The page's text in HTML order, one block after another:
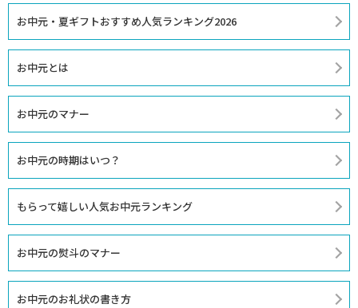
お中元・夏ギフトおすすめ人気ランキング2026
お中元とは
お中元のマナー
お中元の時期はいつ？
もらって嬉しい人気お中元ランキング
お中元の熨斗のマナー
お中元のお礼状の書き方